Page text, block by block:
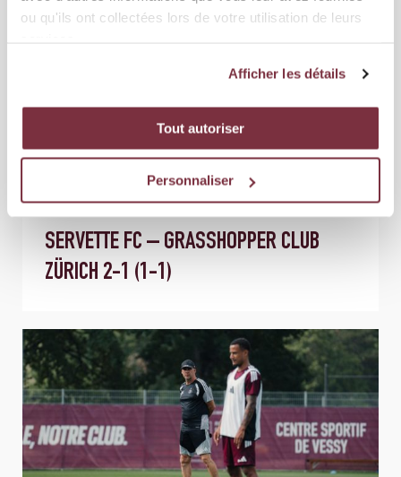
ou qu'ils ont collectées lors de votre utilisation de leurs
Afficher les détails
Tout autoriser
Personnaliser
08 AOÛT 2026
SERVETTE FC – GRASSHOPPER CLUB
ZÜRICH 2-1 (1-1)